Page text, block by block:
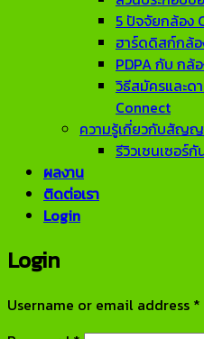
5 ปัจจัยกล้อง
ฮาร์ดดิสก์กล้
PDPA กับ กล้
วิธีสมัครและ
Connect
ความรู้เกี่ยวกับสัญ
รีวิวเซนเซอร์
ผลงาน
ติดต่อเรา
Login
Login
Username or email address *